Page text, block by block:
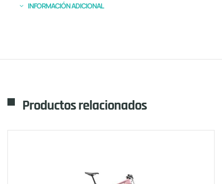
INFORMACIÓN ADICIONAL
Productos relacionados